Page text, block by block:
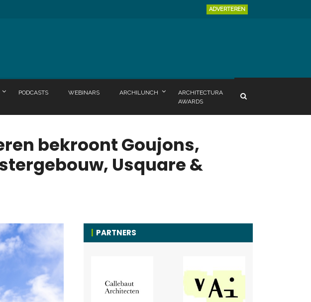
ADVERTEREN
PODCASTS WEBINARS ARCHILUNCH
ARCHITECTURA
AWARDS
bekroont Goujons,
Usquare &
PARTNERS